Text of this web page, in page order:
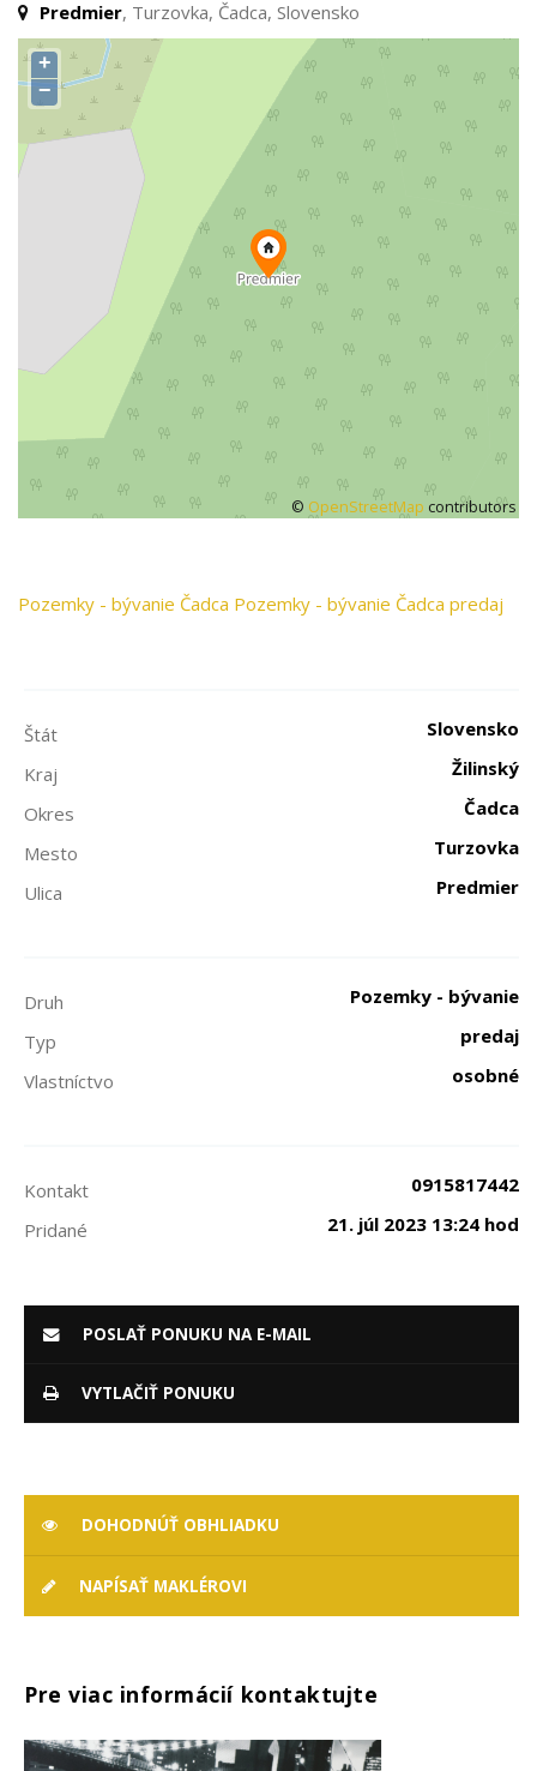
Predmier, Turzovka, Čadca, Slovensko
+
−
© OpenStreetMap contributors
Pozemky - bývanie Čadca Pozemky - bývanie Čadca predaj
Štát
Slovensko
Kraj
Žilinský
Okres
Čadca
Mesto
Turzovka
Ulica
Predmier
Druh
Pozemky - bývanie
Typ
predaj
Vlastníctvo
osobné
Kontakt
0915817442
Pridané
21. júl 2023 13:24 hod
POSLAŤ PONUKU NA E-MAIL
VYTLAČIŤ PONUKU
DOHODNÚŤ OBHLIADKU
NAPÍSAŤ MAKLÉROVI
Pre viac informácií kontaktujte